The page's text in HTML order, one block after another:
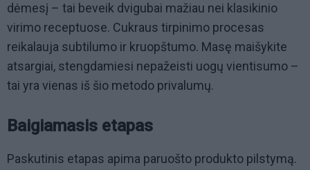
dėmesį – tai beveik dvigubai mažiau nei klasikinio
virimo receptuose. Cukraus tirpinimo procesas
reikalauja subtilumo ir kruopštumo. Masę maišykite
atsargiai, stengdamiesi nepažeisti uogų vientisumo –
tai yra vienas iš šio metodo privalumų.
Baigiamasis etapas
Paskutinis etapas apima paruošto produkto pilstymą.